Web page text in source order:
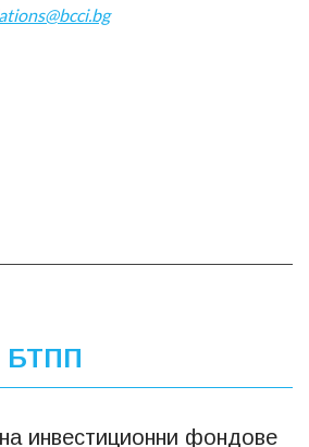
инвестиционни фондове